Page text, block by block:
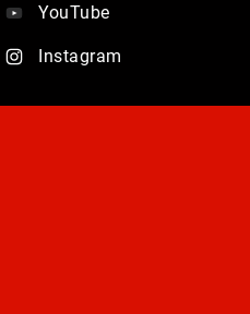
YouTube
Instagram